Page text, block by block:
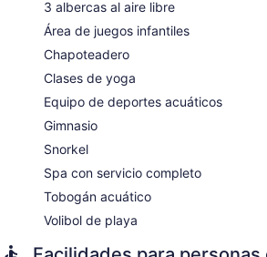
3 albercas al aire libre
Área de juegos infantiles
Chapoteadero
Clases de yoga
Equipo de deportes acuáticos
Gimnasio
Snorkel
Spa con servicio completo
Tobogán acuático
Volibol de playa